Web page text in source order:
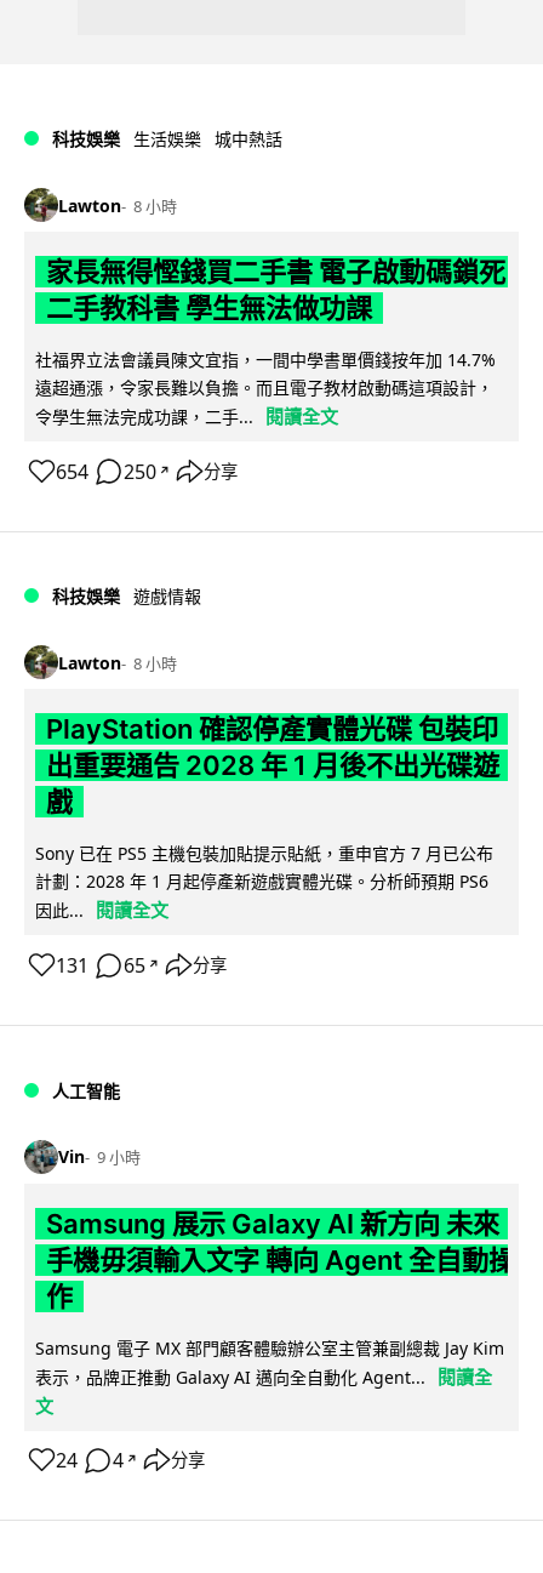
科技娛樂 生活娛樂 城中熱話
Lawton 8 小時
家長無得慳錢買二手書 電子啟動碼鎖死
二手教科書 學生無法做功課
社福界立法會議員陳文宜指，一間中學書單價錢按年加 14.7%
遠超通漲，令家長難以負擔。而且電子教材啟動碼這項設計，
令學生無法完成功課，二手...
閱讀全文
654 250 ↗ 分享
科技娛樂 遊戲情報
Lawton 8 小時
PlayStation 確認停產實體光碟 包裝印
出重要通告 2028 年 1 月後不出光碟遊
戲
Sony 已在 PS5 主機包裝加貼提示貼紙，重申官方 7 月已公布
計劃：2028 年 1 月起停產新遊戲實體光碟。分析師預期 PS6
因此...
閱讀全文
131 65 ↗ 分享
人工智能
Vin 9 小時
Samsung 展示 Galaxy AI 新方向 未來
手機毋須輸入文字 轉向 Agent 全自動操
作
Samsung 電子 MX 部門顧客體驗辦公室主管兼副總裁 Jay Kim
表示，品牌正推動 Galaxy AI 邁向全自動化 Agent...
閱讀全
文
24 4 ↗ 分享